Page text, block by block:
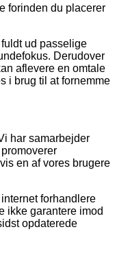
forinden du placerer
ud passelige
Derudover
aflevere en omtale
i brug til at fornemme
har samarbejder
en af vores brugere
forhandlere
ikke garantere imod
opdaterede